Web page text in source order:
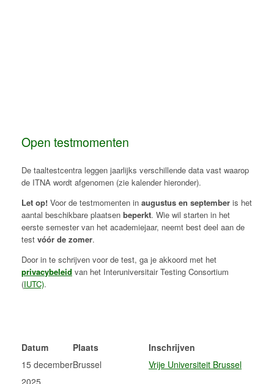
Open testmomenten
De taaltestcentra leggen jaarlijks verschillende data vast waarop
de ITNA wordt afgenomen (zie kalender hieronder).
Let op! Voor de testmomenten in augustus en september is het
aantal beschikbare plaatsen beperkt. Wie wil starten in het
eerste semester van het academiejaar, neemt best deel aan de
test vóór de zomer.
Door in te schrijven voor de test, ga je akkoord met het
privacybeleid van het Interuniversitair Testing Consortium
(IUTC).
Datum Plaats
Inschrijven
15 december
2025
Brussel Vrije Universiteit Brussel